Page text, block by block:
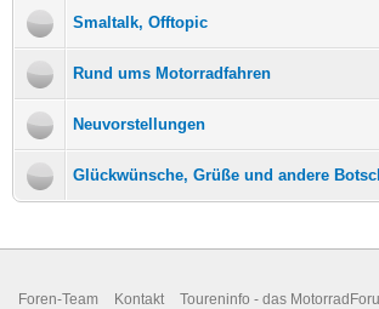
Smaltalk, Offtopic
Rund ums Motorradfahren
Neuvorstellungen
Glückwünsche, Grüße und andere
Foren-Team Kontakt
Toureninfo - das